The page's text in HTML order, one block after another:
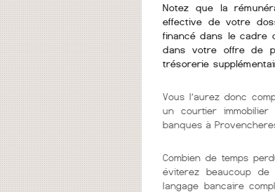
Notez que la
effective de votre
financé dans le cadre
dans votre offre de
trésorerie
Vous l’aurez donc
un courtier
banques à
Combien de temps
éviterez beaucoup de
langage bancaire